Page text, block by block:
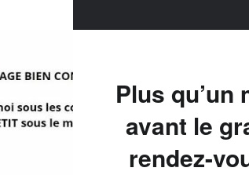
Plus qu’un
avant le
rendez-